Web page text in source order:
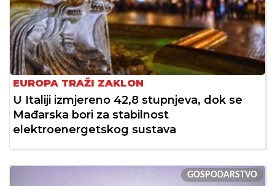
EUROPA TRAŽI ZAKLON
U Italiji izmjereno 42,8 stupnjeva, dok se
Mađarska bori za stabilnost
elektroenergetskog sustava
GOSPODARSTVO